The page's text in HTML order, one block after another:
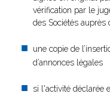
vérification par le
des Sociétés auprès
une copie de
d’annonces légales
si l'activité déclarée